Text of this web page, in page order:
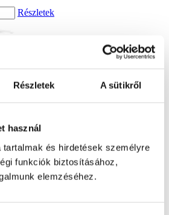
Részletek A sütikről
használ
tartalmak és hirdetések személyre
funkciók biztosításához,
elemzéséhez.
Részletek
Lipikar lipidpótló